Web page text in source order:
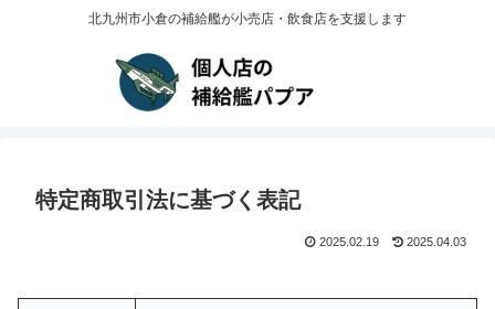
北九州市小倉の補給艦が小売店・飲食店を支援します
特定商取引法に基づく表記
2025.02.19 2025.04.03